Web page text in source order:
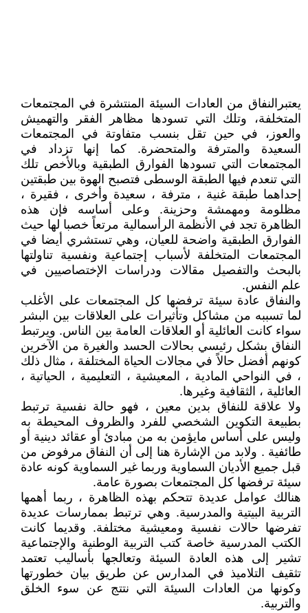
يعتبرالنفاق من العادات السيئة المنتشرة في المجتمعات
المتخلفة، وتلك التي تسودها مظاهر الفقر والتهميش
والعوز، في حين تقل بنسب متفاوتة في المجتمعات
السعيدة والمترفة والمتحضرة. كما إنها تزداد في
المجتمعات التي تسودها الفوارق الطبقية وبالأخص تلك
التي تنعدم فيها الطبقة الوسطى فتصبح الهوة بين طبقتين
إحداهما طبقة غنية ، مترفة ، سعيدة وأخرى ، فقيرة ،
مظلومة ومهمشة وحزينة. وعلى أساسه فإن هذه
الظاهرة تجد في الأنظمة الرأسمالية مرتعاً خصبا لها حيث
الفوارق الطبقية واضحة للعيان، وهي تستشري أيضا في
المجتمعات المتخلفة لأسباب إجتماعية ونفسية تناولتها
بالبحث والتفصيل مقالات ودراسات الإختصاصيين في
علم النفس.
والنفاق عادة سيئة ترفضها كل المجتمعات على الأغلب
لما تسببه من مشاكل وتأثيرات على العلاقات بين البشر
سواء كانت العائلية أو العلاقات العامة بين الناس. ويرتبط
النفاق بشكل رئيسي بحالات الحسد والغيرة من الآخرين
كونهم أفضل حالاً في مجالات الحياة المختلفة ، مثال ذلك
، في النواحي المادية ، المعيشية ، التعليمية ، الحياتية ،
العائلية ، الثقافية وغيرها.
ولا علاقة للنفاق بدين معين ، فهو حالة نفسية ترتبط
بطبيعة التكوين الشخصي للفرد والظروف المحيطة به
وليس على أساس مايؤمن به من مبادئ أو عقائد دينية أو
طائفية . ولابد من الإشارة هنا إلى أن النفاق مرفوض من
قبل جميع الأديان السماوية وربما غير السماوية كونه عادة
سيئة ترفضها كل المجتمعات بصورة عامة.
هنالك عوامل عديدة تتحكم بهذه الظاهرة ، ربما أهمها
التربية البيتية والمدرسية. وهي ترتبط بممارسات عديدة
تفرضها حالات نفسية ومعيشية مختلفة. وقديما كانت
الكتب المدرسية خاصة كتب التربية الوطنية والإجتماعية
تشير إلى هذه العادة السيئة وتعالجها بأساليب تعتمد
تثقيف التلاميذ في المدارس عن طريق بيان خطورتها
وكونها من العادات السيئة التي نتتج عن سوء الخلق
والتربية.